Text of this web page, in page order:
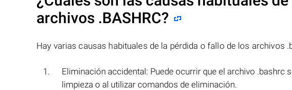
archivos .BASHRC?
Hay varias causas habituales de la pérdida o fallo de los archivos
Eliminación accidental: Puede ocurrir que el archivo .bashrc
limpieza o al utilizar comandos de eliminación.